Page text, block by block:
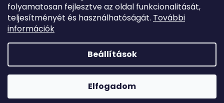
folyamatosan fejlesztve az oldal funkcionalitását,
teljesítményét és használhatóságát. További
információk
Beállítások
Elfogadom
Facebook
Oxybag. Minden jog fenntartva.